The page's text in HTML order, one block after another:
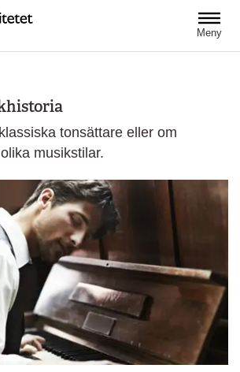
Meny
tonsättare eller om
musikstilar.